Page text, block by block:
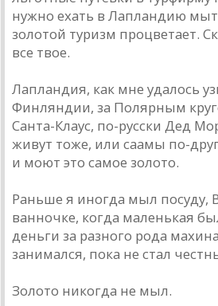
нужно ехать в Лапландию
золотой туризм процветает.
все твое.
Лапландия, как мне удалось
Финляндии, за Полярным
Санта-Клаус, по-русски Дед
живут тоже, или саамы по-
и моют это самое золото.
Раньше я иногда мыл посуду,
ванночке, когда маленькая
деньги за разного рода
занимался, пока не стал
Золото никогда не мыл.